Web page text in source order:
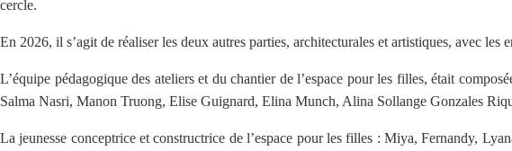
cercle.
En 2026, il s’agit de réaliser les deux autres parties, architecturales et artistiques, avec les
L’équipe pédagogique des ateliers et du chantier de l’espace pour les filles, était
Salma Nasri, Manon Truong, Elise Guignard, Elina Munch, Alina Sollange Gonzales
La jeunesse conceptrice et constructrice de l’espace pour les filles : Miya, Fernandy,